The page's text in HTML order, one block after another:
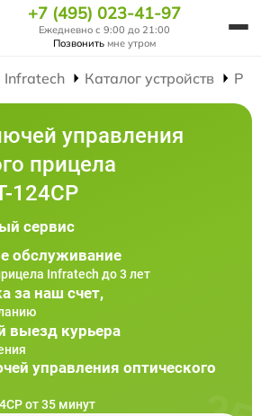
+7 (495) 023-41-97
Ежедневно с 9:00 до 21:00
Позвонить мне утром
Infratech Каталог устройств
управления
прицела
124CP
сервис
обслуживание
Infratech до 3 лет
за наш счет,
выезд курьера
управления оптического
от 35 минут